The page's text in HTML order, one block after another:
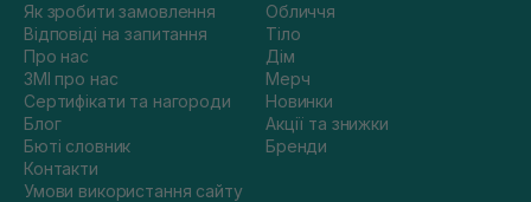
Як зробити замовлення
Відповіді на запитання
Про нас
ЗМІ про нас
Сертифікати та нагороди
Блог
Бюті словник
Контакти
Умови використання сайту
Обличчя
Тіло
Дім
Мерч
Новинки
Акції та знижки
Бренди